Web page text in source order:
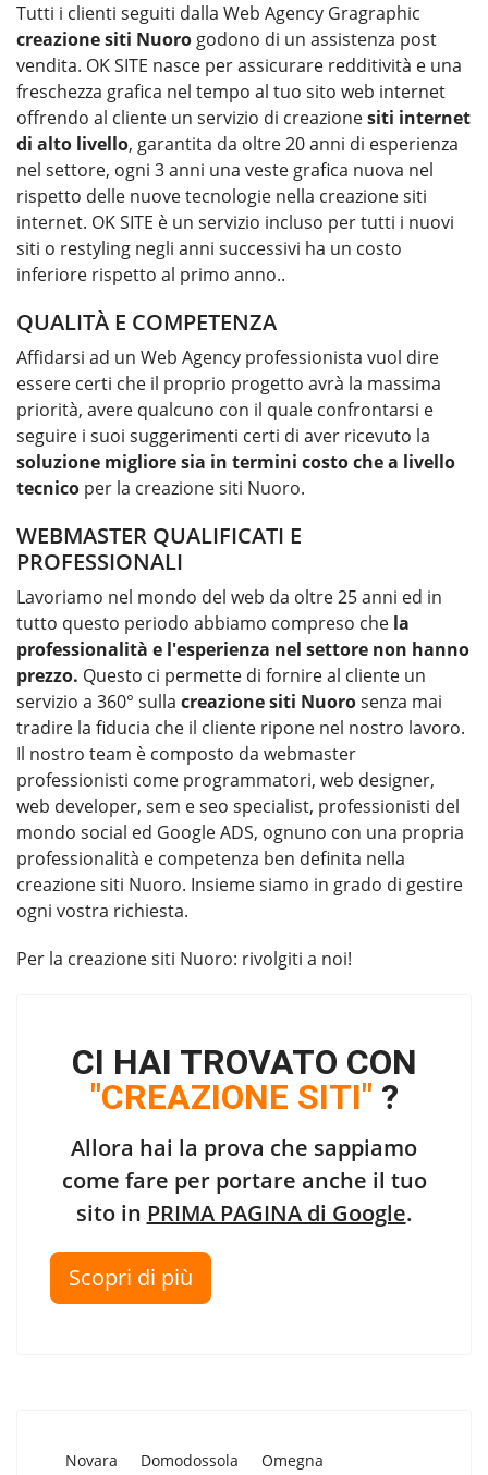
Tutti i clienti seguiti dalla Web Agency Gragraphic
creazione siti Nuoro godono di un assistenza post
vendita. OK SITE nasce per assicurare redditività e una
freschezza grafica nel tempo al tuo sito web internet
offrendo al cliente un servizio di creazionesiti internet
di alto livello, garantita da oltre 20 anni di esperienza
nel settore, ogni 3 anni una veste grafica nuova nel
rispetto delle nuove tecnologie nella creazione siti
internet. OK SITE è un servizio incluso per tutti i nuovi
siti o restyling negli anni successivi ha un costo
inferiore rispetto al primo anno..
QUALITÀ E COMPETENZA
Affidarsi ad un Web Agency professionista vuol dire
essere certi che il proprio progetto avrà la massima
priorità, avere qualcuno con il quale confrontarsi e
seguire i suoi suggerimenti certi di aver ricevuto la
soluzione migliore sia in termini costo che a livello
tecnico per la creazione siti Nuoro.
WEBMASTER QUALIFICATI E
PROFESSIONALI
Lavoriamo nel mondo del web da oltre 25 anni ed in
tutto questo periodo abbiamo compreso che la
professionalità e l'esperienza nel settore non hanno
prezzo. Questo ci permette di fornire al cliente un
servizio a 360° sulla creazione siti Nuorosenza mai
tradire la fiducia che il cliente ripone nel nostro lavoro.
Il nostro team è composto da webmaster
professionisti come programmatori, web designer,
web developer, sem e seo specialist, professionisti del
mondo social ed Google ADS, ognuno con una propria
professionalità e competenza ben definita nella
creazione siti Nuoro. Insieme siamo in grado di gestire
ogni vostra richiesta.
Per la creazione siti Nuoro: rivolgiti a noi!
CI HAI TROVATO CON
"CREAZIONE SITI" ?
Allora hai la prova che sappiamo
come fare per portare anche il tuo
sito in PRIMA PAGINA di Google.
Scopri di più
Novara Domodossola Omegna